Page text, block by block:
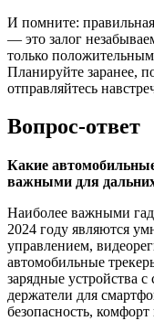
И помните:
— это залог
только
Планируйте заранее,
отправляйтесь
Вопрос-ответ
Какие
важными для дальних
Наиболее важными
2024 году являются
управлением,
автомобильные
зарядные устройства
держатели для
безопасность,